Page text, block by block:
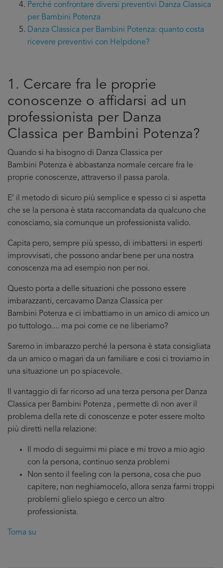
Perché confrontare diversi preventivi Danza Classica
per Bambini Potenza
Danza Classica per Bambini Potenza: quanto costa
ricevere preventivi con Helpdone?
1. Cercare fra le proprie
conoscenze o affidarsi ad un
professionista per Danza
Classica per Bambini Potenza?
Quando si ha bisogno di Danza Classica per
Bambini Potenza è abbastanza normale cercare fra le
proprie conoscenze, attraverso il passa parola.
E’ il metodo di sicuro più semplice e spesso ci si aspetta
che se la persona è stata raccomandata da qualcuno che
conosciamo, sia comunque un professionista valido.
Capita pero, sempre più spesso, di imbattersi in esperti
improvvisati, che possono andar bene per una nostra
conoscenza ma ad esempio non per noi.
Questo porta a delle situazioni che possono essere
imbarazzanti, cercavamo Danza Classica per
Bambini Potenza e ci imbattiamo in un amico di amico un
po tuttologo.... ma poi come ce ne liberiamo?
Saremo in imbarazzo perché la persona è stata consigliata
da un amico o magari da un familiare e cosi ci troviamo in
una situazione un po spiacevole.
Il vantaggio di far ricorso ad una terza persona per Danza
Classica per Bambini Potenza , permette di non aver il
problema della rete di conoscenze e poter essere molto
più diretti nella relazione:
Il modo di seguirmi mi piace e mi trovo a mio agio
con la persona, continuo senza problemi
Non sento il feeling con la persona, cosa che puo
capitere, non neghiamocelo, allora senza farmi troppi
problemi glielo spiego e cerco un altro
professionista.
Torna su